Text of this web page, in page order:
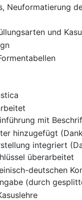
Neuformatierung
und
mit
hinzugefügt
integriert
überarbeitet
deutschen
(durch